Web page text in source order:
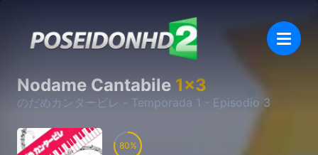
Nodame Cantabile 1x3
のだめカンタービレ - Temporada 1 - Episodio 3
80